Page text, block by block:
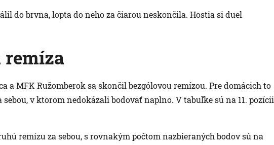
do brvna, lopta do neho za čiarou neskončila. Hostia si duel
remíza
a MFK Ružomberok sa skončil bezgólovou remízou. Pre domácich to
v ktorom nedokázali bodovať naplno. V tabuľke sú na 11. pozícii
remízu za sebou, s rovnakým počtom nazbieraných bodov sú na